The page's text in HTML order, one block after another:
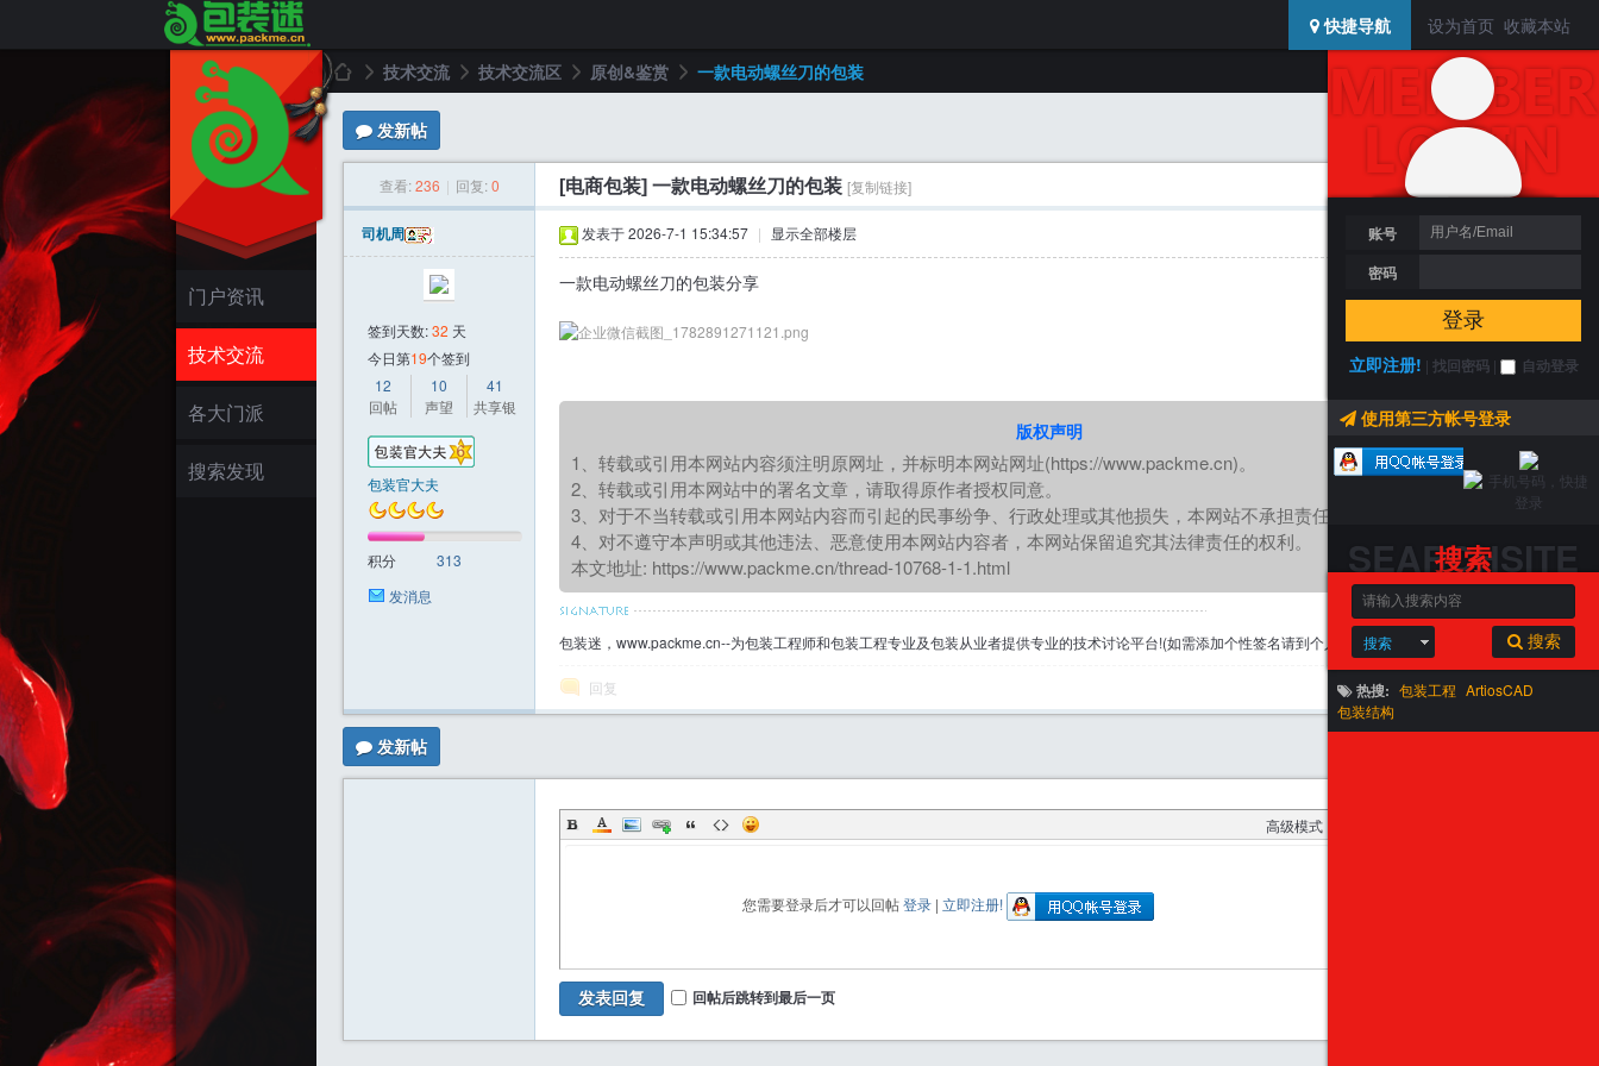
设为首页 收藏本站
快捷导航
门户资讯
技术交流
各大门派
搜索发现
登陆 / 注册
搜索
USERCENTER
账号
密码
登录
立即注册! | 找回密码| 自动登录
使用第三方帐号登录
SEARCHSITE
搜索
搜索 搜索
热搜: 包装工程 ArtiosCAD
包装结构
包 »
技术交流
›
技术交流区
›
原创&鉴赏
›
一款电动螺丝刀的包装
返回列表
发新帖
查看: 236 | 回复: 0 [电商包装] 一款电动螺丝刀的包装 [复制链接]
司机周
签到天数:32 天
今日第19个签到
12
回帖
10
声望
41
共享银
包装官大夫
积分
313
发消息
发表于 2026-7-1 15:34:57 | 显示全部楼层
一款电动螺丝刀的包装分享
版权声明
1、转载或引用本网站内容须注明原网址，并标明本网站网址(https://www.packme.cn)。
2、转载或引用本网站中的署名文章，请取得原作者授权同意。
3、对于不当转载或引用本网站内容而引起的民事纷争、行政处理或其他损失，本网站不承担责任。
4、对不遵守本声明或其他违法、恶意使用本网站内容者，本网站保留追究其法律责任的权利。
本文地址: https://www.packme.cn/thread-10768-1-1.html
包装迷，www.packme.cn--为包装工程师和包装工程专业及包装从业者提供专业的技术讨论平台!(如需添加个性签名请到个人资料里面修改)
回复 举报
发新帖
高级模式
您需要登录后才可以回帖登录| 立即注册!
发表回复 回帖后跳转到最后一页